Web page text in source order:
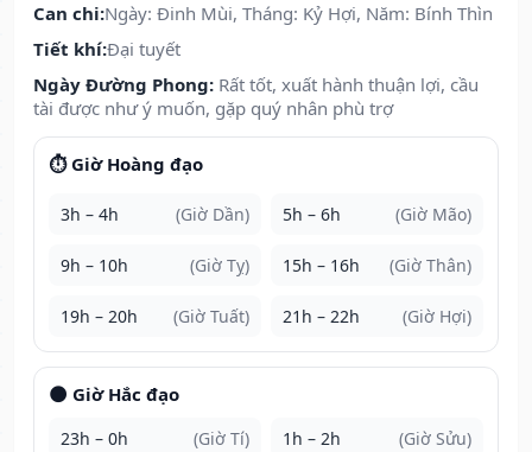
Can chi:Ngày: Đinh Mùi, Tháng: Kỷ Hợi, Năm: Bính Thìn
Tiết khí:Đại tuyết
Ngày Đường Phong: Rất tốt, xuất hành thuận lợi, cầu
tài được như ý muốn, gặp quý nhân phù trợ
⏱️ Giờ Hoàng đạo
3h – 4h (Giờ Dần) 5h – 6h (Giờ Mão)
9h – 10h (Giờ Tỵ) 15h – 16h (Giờ Thân)
19h – 20h (Giờ Tuất) 21h – 22h (Giờ Hợi)
🌑 Giờ Hắc đạo
23h – 0h (Giờ Tí) 1h – 2h (Giờ Sửu)